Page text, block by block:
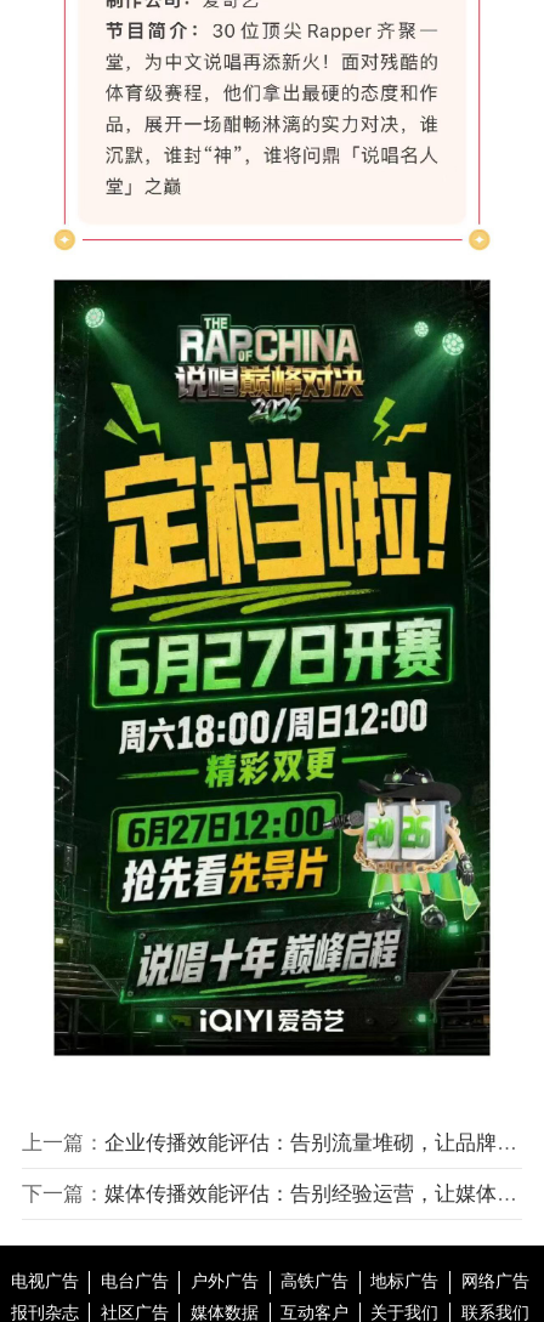
上一篇： 企业传播效能评估：告别流量堆砌，让品牌增长有据可依
下一篇： 媒体传播效能评估：告别经验运营，让媒体融合行稳致远
电视广告 电台广告 户外广告 高铁广告 地标广告
网络广告
报刊杂志
社区广告 媒体数据 互动客户 关于我们 联系我们